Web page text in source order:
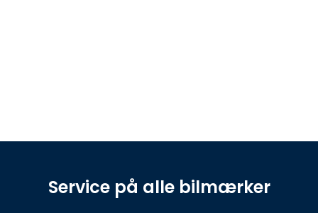
Service på alle bilmærker